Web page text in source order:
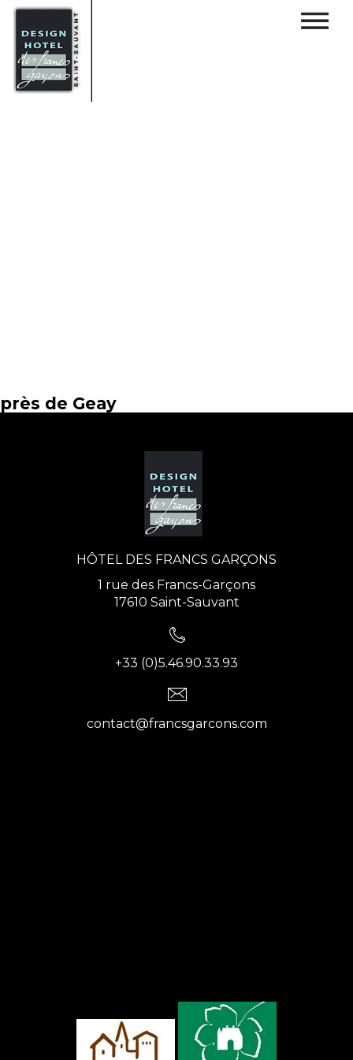
près de Geay
HÔTEL DES FRANCS GARÇONS
1 rue des Francs-Garçons
17610 Saint-Sauvant
+33 (0)5.46.90.33.93
contact@francsgarcons.com